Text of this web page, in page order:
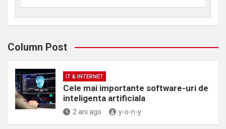
Column Post
IT & INTERNET
Cele mai importante software-uri de
inteligenta artificiala
2 ani ago y-o-n-y